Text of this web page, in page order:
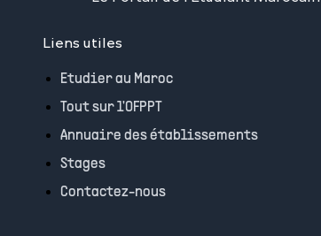
Liens utiles
Etudier au Maroc
Tout sur l'OFPPT
Annuaire des établissements
Stages
Contactez-nous